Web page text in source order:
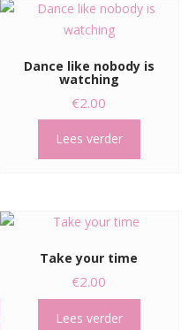
Dance like nobody is
watching
€2.00
Lees verder
Take your time
€2.00
Lees verder